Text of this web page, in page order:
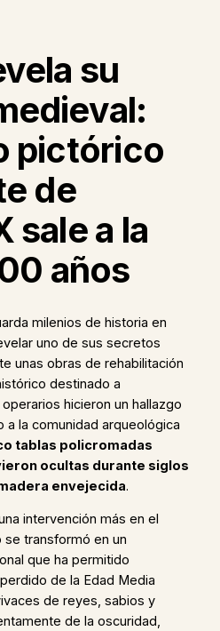
su
pictórico
de
sale a la
años
milenios de historia en
uno de sus secretos
unas obras de rehabilitación
destinado a
hicieron un hallazgo
a la comunidad arqueológica
tablas policromadas
ocultas durante siglos
envejecida.
intervención más en el
transformó en un
que ha permitido
de la Edad Media
de reyes, sabios y
de la oscuridad,